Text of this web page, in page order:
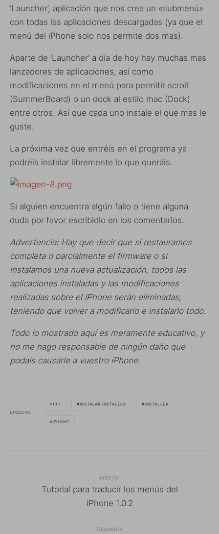
‘Launcher’, aplicación que nos crea un «submenú»
con todas las aplicaciones descargadas (ya que el
menú del iPhone solo nos permite dos mas).
Aparte de ‘Launcher’ a día de hoy hay muchas mas
lanzadores de aplicaciones, así como
modificaciones en el menú para permitir scroll
(SummerBoard) o un dock al estilo mac (Dock)
entre otros. Así que cada uno instale el que mas le
guste.
La próxima vez que entréis en el programa ya
podréis instalar libremente lo que queráis.
Si alguien encuentra algún fallo o tiene alguna
duda por favor escribidlo en los comentarios.
Advertencia: Hay que decir que si restauramos
completa o parcialmente el firmware o si
instalamos una nueva actualización, todos las
aplicaciones instaladas y las modificaciones
realizadas sobre el iPhone serán eliminadas,
teniendo que volver a modificarlo e instalarlo todo.
Todo lo mostrado aquí es meramente educativo, y
no me hago responsable de ningún daño que
podais causarle a vuestro iPhone.
ETIQUETAS
1.1.1 INSTALAR INSTALLER INSTALLER
IPHONE
Anterior
Tutorial para traducir los menús del
iPhone 1.0.2
Siguiente